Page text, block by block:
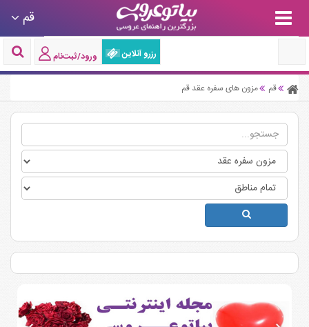
قم
رزرو آنلاین ورود/ثبت‌نام
قم مزون های سفره عقد قم